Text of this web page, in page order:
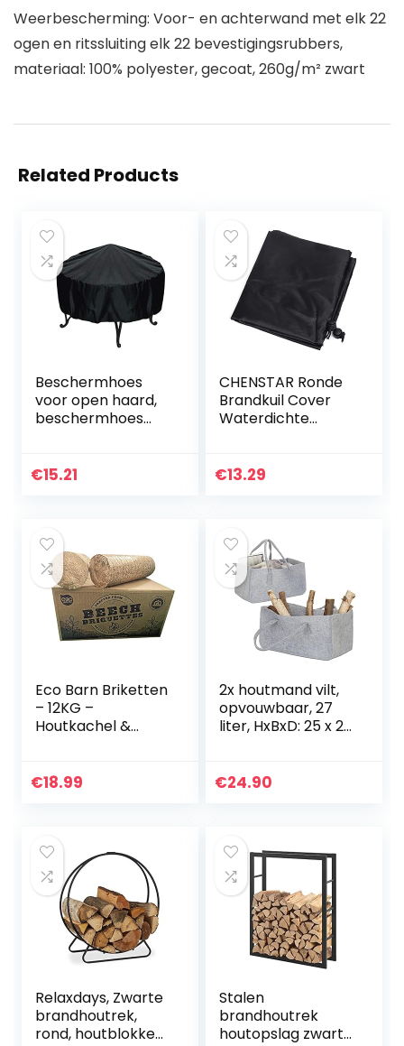
Weerbescherming: Voor- en achterwand met elk 22
ogen en ritssluiting elk 22 bevestigingsrubbers,
materiaal: 100% polyester, gecoat, 260g/m² zwart
Related Products
Beschermhoes
voor open haard,
beschermhoes
outdoor,
€15.21
CHENSTAR Ronde
Brandkuil Cover
Waterdichte
Cover Tuin Patio
€13.29
Eco Barn Briketten
– 12KG –
Houtkachel &
Volledige Doos
€18.99
2x houtmand vilt,
opvouwbaar, 27
liter, HxBxD: 25 x 25
draagtas, vilttas,
€24.90
Relaxdays, Zwarte
brandhoutrek,
rond, houtblokken
Stalen
brandhoutrek
houtopslag zwart